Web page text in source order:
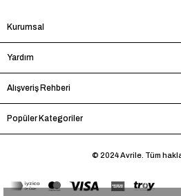
Kurumsal
Yardım
Alışveriş Rehberi
Popüler Kategoriler
© 2024 Avrile. Tüm